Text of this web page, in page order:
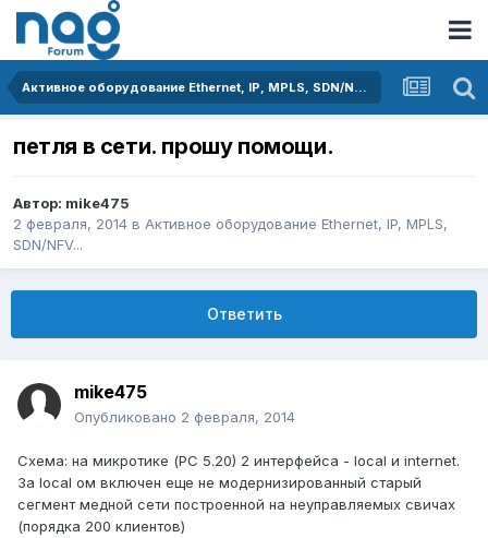
Активное оборудование Ethernet, IP, MPLS, SDN/NFV...
петля в сети. прошу помощи.
Автор: mike475
2 февраля, 2014 в Активное оборудование Ethernet, IP, MPLS,
SDN/NFV...
Ответить
mike475
Опубликовано 2 февраля, 2014
Схема: на микротике (РС 5.20) 2 интерфейса - local и internet.
За local ом включен еще не модернизированный старый
сегмент медной сети построенной на неуправляемых свичах
(порядка 200 клиентов)